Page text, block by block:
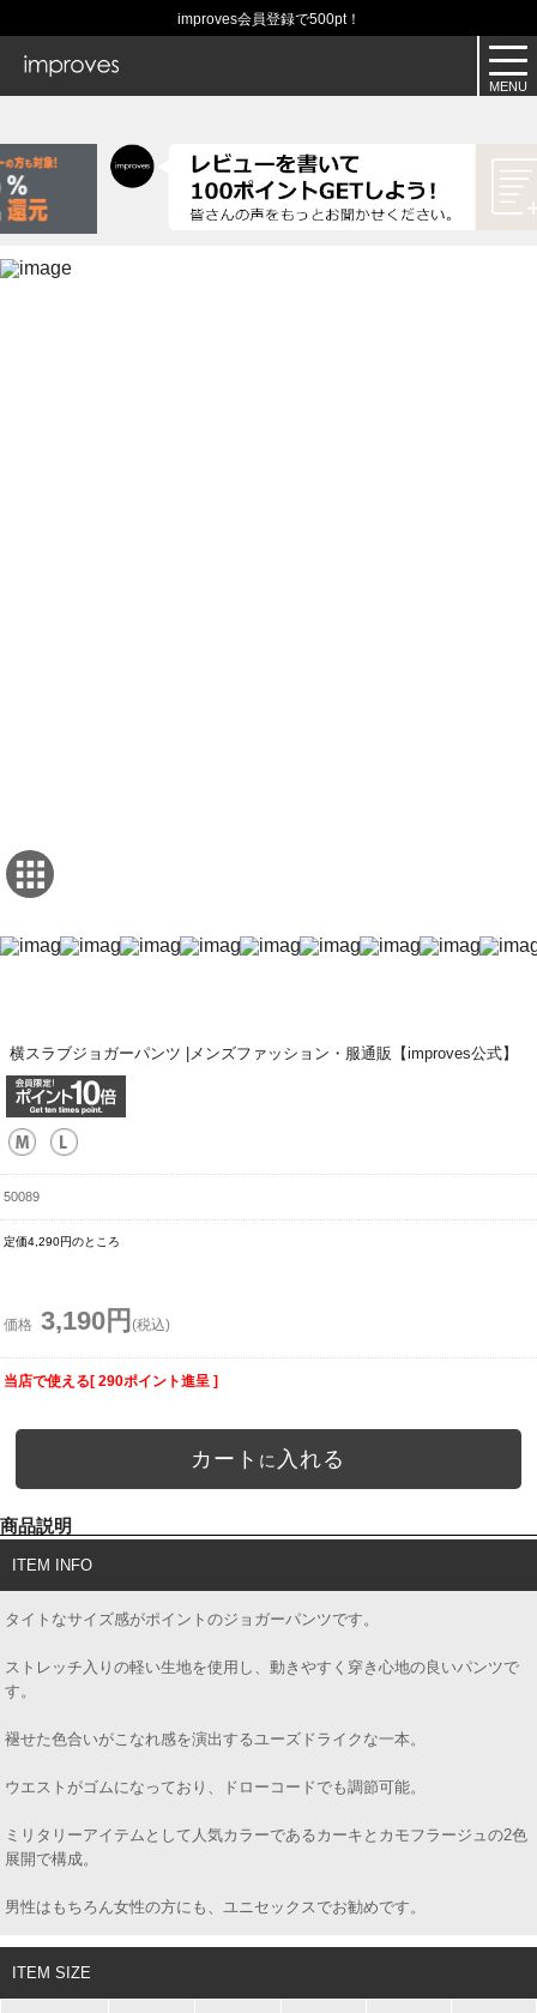
improves会員登録で500pt！
横スラブジョガーパンツ |メンズファッション・服通販【improves公式】
50089
定価4,290円のところ
価格 3,190円 (税込)
当店で使える[ 290ポイント進呈 ]
カート に 入れる
商品説明
ITEM INFO
タイトなサイズ感がポイントのジョガーパンツです。
ストレッチ入りの軽い生地を使用し、動きやすく穿き心地の良いパンツで
す。
褪せた色合いがこなれ感を演出するユーズドライクな一本。
ウエストがゴムになっており、ドローコードでも調節可能。
ミリタリーアイテムとして人気カラーであるカーキとカモフラージュの2色
展開で構成。
男性はもちろん女性の方にも、ユニセックスでお勧めです。
ITEM SIZE